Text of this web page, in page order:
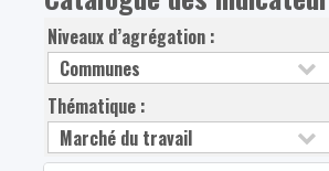
Niveaux d’agrégation :
Thématique :